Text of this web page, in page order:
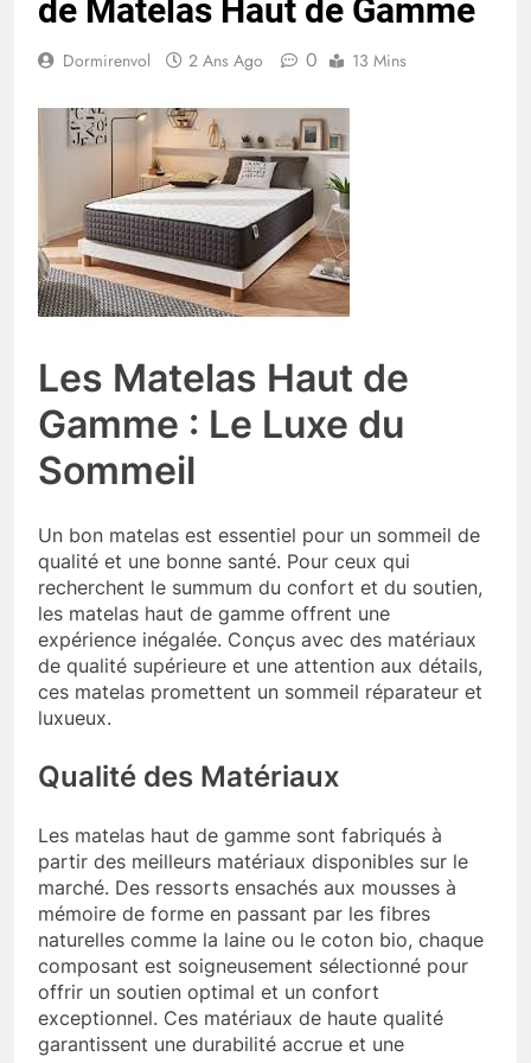
de Matelas Haut de Gamme
Dormirenvol 2 Ans Ago 0 13 Mins
Les Matelas Haut de
Gamme : Le Luxe du
Sommeil
Un bon matelas est essentiel pour un sommeil de
qualité et une bonne santé. Pour ceux qui
recherchent le summum du confort et du soutien,
les matelas haut de gamme offrent une
expérience inégalée. Conçus avec des matériaux
de qualité supérieure et une attention aux détails,
ces matelas promettent un sommeil réparateur et
luxueux.
Qualité des Matériaux
Les matelas haut de gamme sont fabriqués à
partir des meilleurs matériaux disponibles sur le
marché. Des ressorts ensachés aux mousses à
mémoire de forme en passant par les fibres
naturelles comme la laine ou le coton bio, chaque
composant est soigneusement sélectionné pour
offrir un soutien optimal et un confort
exceptionnel. Ces matériaux de haute qualité
garantissent une durabilité accrue et une